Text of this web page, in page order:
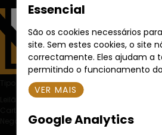
Essencial
São os cookies necessários
site. Sem estes cookies, o site
correctamente. Eles ajudam a
permitindo o funcionamento
VER MAIS
Google Analytics
Tipo de Venda
Leilão Eletrónico
Negociação Particular